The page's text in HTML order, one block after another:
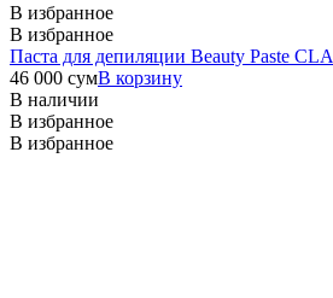
В избранное
В избранное
Паста для депиляции Beauty Paste
46 000 сумВ корзину
В наличии
В избранное
В избранное